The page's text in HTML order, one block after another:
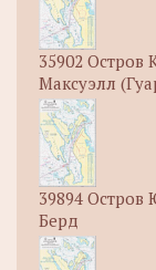
35902 Остров
Максуэлл
39894
Берд